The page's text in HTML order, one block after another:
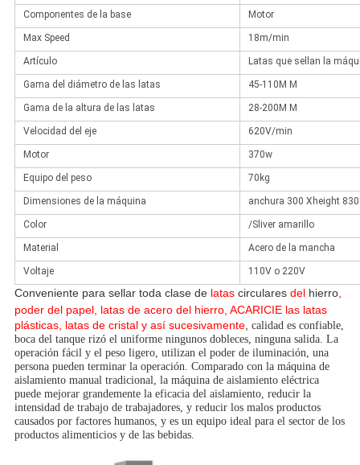
Componentes de la base Motor
Max Speed 18m/min
Artículo Latas que sellan la
Gama del diámetro de las latas 45-110M M
Gama de la altura de las latas 28-200M M
Velocidad del eje 620V/min
Motor 370w
Equipo del peso 70kg
Dimensiones de la máquina anchura 300 Xheight
Color /Sliver amarillo
Material Acero de la mancha
Voltaje 110V o 220V
Conveniente para sellar toda clase de latascirculares delhierro,
poder del papel, latas de acero del hierro, ACARICIE las latas
plásticas, latas de cristal y así sucesivamente, calidad es confiable,
boca del tanque rizó el uniforme ningunos dobleces, ninguna salida. La
operación fácil y el peso ligero, utilizan el poder de iluminación, una
persona pueden terminar la operación. Comparado con la máquina de
aislamiento manual tradicional, la máquina de aislamiento eléctrica
puede mejorar grandemente la eficacia del aislamiento, reducir la
intensidad de trabajo de trabajadores, y reducir los malos productos
causados por factores humanos, y es un equipo ideal para el sector de los
productos alimenticios y de las bebidas.